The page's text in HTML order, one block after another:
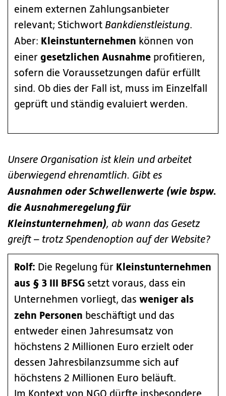
einem externen Zahlungsanbieter
relevant; Stichwort Bankdienstleistung.
Aber: Kleinstunternehmen können von
einer gesetzlichen Ausnahme profitieren,
sofern die Voraussetzungen dafür erfüllt
sind. Ob dies der Fall ist, muss im Einzelfall
geprüft und ständig evaluiert werden.
Unsere Organisation ist klein und arbeitet
überwiegend ehrenamtlich. Gibt es
Ausnahmen oder Schwellenwerte (wie bspw.
die Ausnahmeregelung für
Kleinstunternehmen), ab wann das Gesetz
greift – trotz Spendenoption auf der Website?
Rolf: Die Regelung für Kleinstunternehmen
aus § 3 III BFSG setzt voraus, dass ein
Unternehmen vorliegt, das weniger als
zehn Personen beschäftigt und das
entweder einen Jahresumsatz von
höchstens 2 Millionen Euro erzielt oder
dessen Jahresbilanzsumme sich auf
höchstens 2 Millionen Euro beläuft.